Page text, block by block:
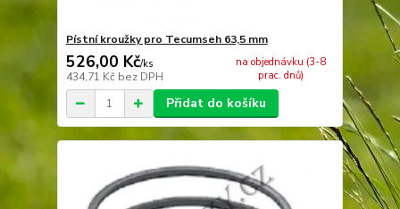
Pístní kroužky pro Tecumseh 63,5 mm
526,00 Kč/ks
434,71 Kč bez DPH
na objednávku (3-8
prac. dnů)
Přidat do košíku